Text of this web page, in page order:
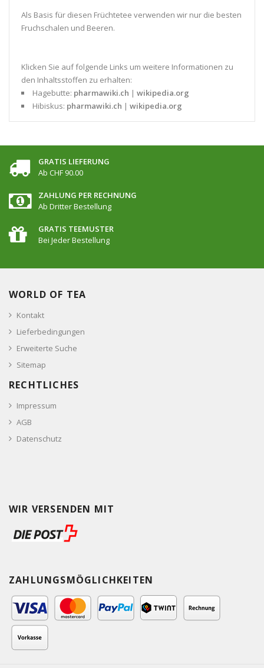
Als Basis für diesen Früchtetee verwenden wir nur die besten
Fruchschalen und Beeren.
Klicken Sie auf folgende Links um weitere Informationen zu
den Inhaltsstoffen zu erhalten:
Hagebutte: pharmawiki.ch | wikipedia.org
Hibiskus: pharmawiki.ch | wikipedia.org
GRATIS LIEFERUNG
Ab CHF 90.00
ZAHLUNG PER RECHNUNG
Ab Dritter Bestellung
GRATIS TEEMUSTER
Bei Jeder Bestellung
WORLD OF TEA
Kontakt
Lieferbedingungen
Erweiterte Suche
Sitemap
RECHTLICHES
Impressum
AGB
Datenschutz
WIR VERSENDEN MIT
ZAHLUNGSMÖGLICHKEITEN